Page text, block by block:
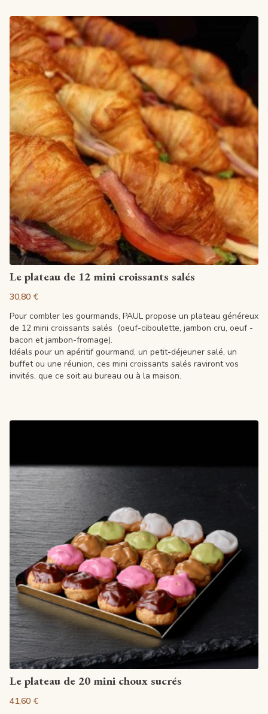
Voir la fiche
Le plateau de 12 mini croissants salés
30,80 €
Pour combler les gourmands, PAUL propose un plateau généreux
de 12 mini croissants salés (oeuf-ciboulette, jambon cru, oeuf -
bacon et jambon-fromage).
Idéals pour un apéritif gourmand, un petit-déjeuner salé, un
buffet ou une réunion, ces mini croissants salés raviront vos
invités, que ce soit au bureau ou à la maison.
Voir la fiche
Le plateau de 20 mini choux sucrés
41,60 €